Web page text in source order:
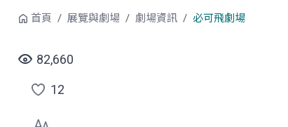
首頁 展覽與劇場 劇場資訊 必可飛劇場
82,660
點
12